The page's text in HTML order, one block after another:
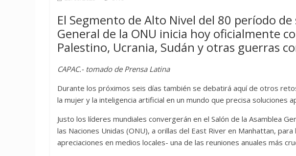
El Segmento de Alto Nivel del 80 período de
General de la ONU inicia hoy oficialmente
Palestino, Ucrania, Sudán y otras guerras
CAPAC.- tomado de Prensa Latina
Durante los próximos seis días también se debatirá aquí de otros
la mujer y la inteligencia artificial en un mundo que precisa soluciones
Justo los líderes mundiales convergerán en el Salón de la Asamblea
las Naciones Unidas (ONU), a orillas del East River en Manhattan,
apreciaciones en medios locales- una de las reuniones anuales más